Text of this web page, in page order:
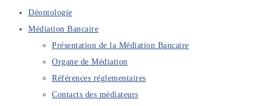
Déontologie
Médiation Bancaire
Présentation de la Médiation Bancaire
Organe de Médiation
Références réglementaires
Contacts des médiateurs